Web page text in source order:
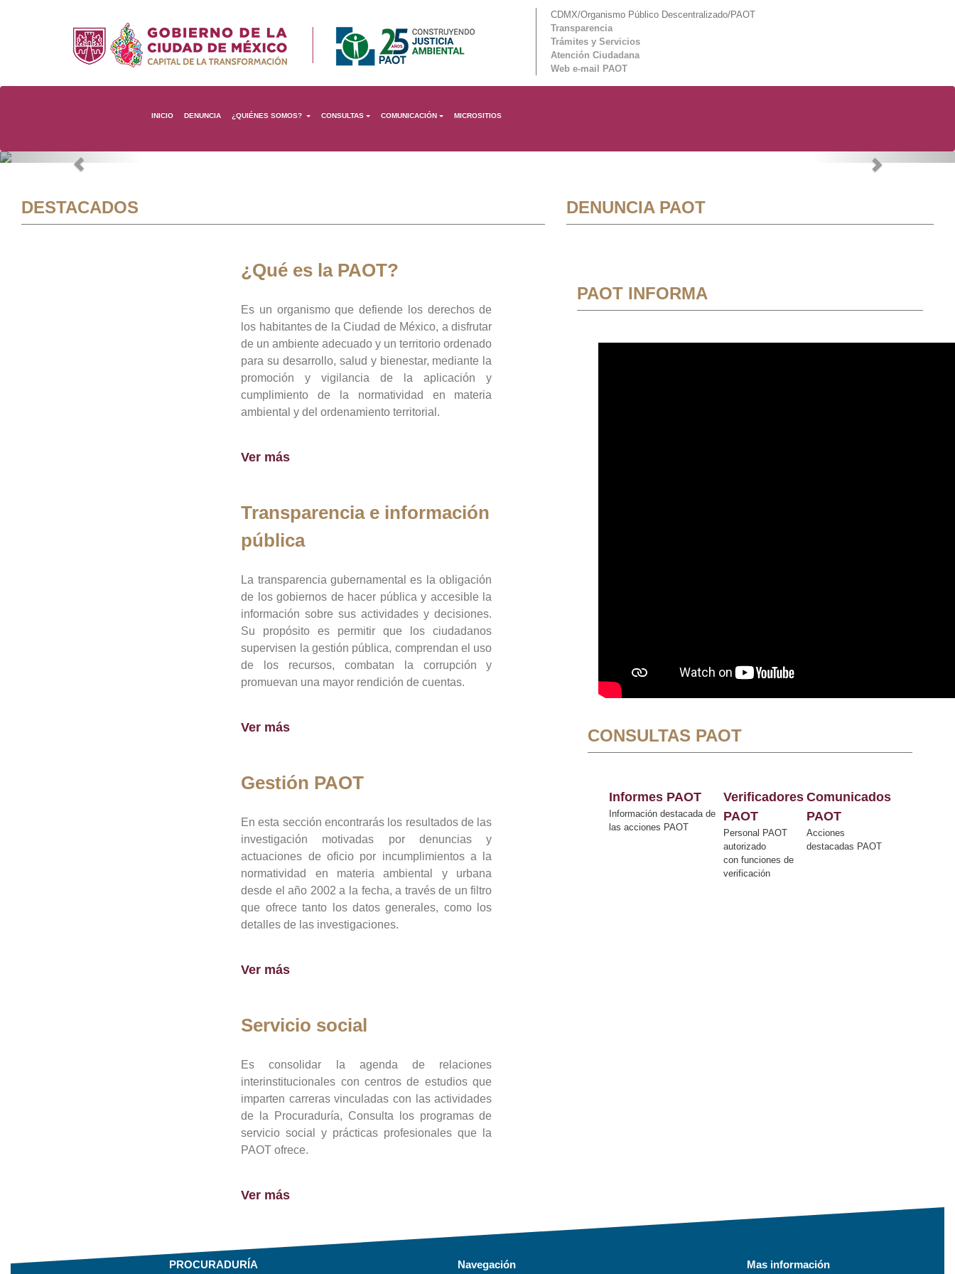
CDMX/Organismo Público Descentralizado/PAOT
Transparencia
Trámites y Servicios
Atención Ciudadana
Web e-mail PAOT
INICIO DENUNCIA ¿QUIÉNES SOMOS? CONSULTAS COMUNICACIÓN MICROSITIOS
Previous Next
DESTACADOS
¿Qué es la PAOT?
Es un organismo que defiende los derechos de
los habitantes de la Ciudad de México, a disfrutar
de un ambiente adecuado y un territorio ordenado
para su desarrollo, salud y bienestar, mediante la
promoción y vigilancia de la aplicación y
cumplimiento de la normatividad en materia
ambiental y del ordenamiento territorial.
Ver más
Transparencia e información
pública
La transparencia gubernamental es la obligación
de los gobiernos de hacer pública y accesible la
información sobre sus actividades y decisiones.
Su propósito es permitir que los ciudadanos
supervisen la gestión pública, comprendan el uso
de los recursos, combatan la corrupción y
promuevan una mayor rendición de cuentas.
Ver más
Gestión PAOT
En esta sección encontrarás los resultados de las
investigación motivadas por denuncias y
actuaciones de oficio por incumplimientos a la
normatividad en materia ambiental y urbana
desde el año 2002 a la fecha, a través de un filtro
que ofrece tanto los datos generales, como los
detalles de las investigaciones.
Ver más
Servicio social
Es consolidar la agenda de relaciones
interinstitucionales con centros de estudios que
imparten carreras vinculadas con las actividades
de la Procuraduría, Consulta los programas de
servicio social y prácticas profesionales que la
PAOT ofrece.
Ver más
DENUNCIA PAOT
PAOT INFORMA
CONSULTAS PAOT
Informes PAOT
Información destacada de
las acciones PAOT
Verificadores
PAOT
Personal PAOT
autorizado
con funciones de
verificación
Comunicados
PAOT
Acciones
destacadas PAOT
PROCURADURÍA Navegación Mas información